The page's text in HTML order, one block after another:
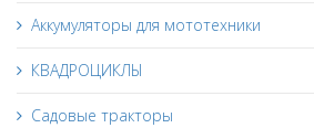
Аккумуляторы для мототехники
КВАДРОЦИКЛЫ
Садовые тракторы